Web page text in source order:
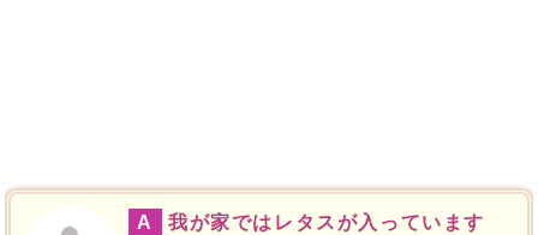
A 我が家ではレタスが入っています